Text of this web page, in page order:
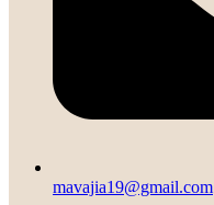
mavajia19@gmail.com